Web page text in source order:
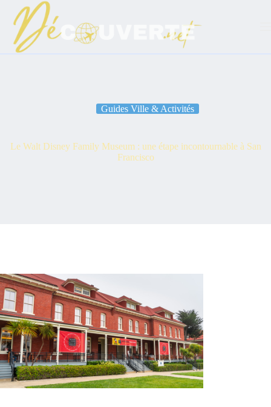
contenu
Guides Ville & Activités
Le Walt Disney Family Museum : une étape incontournable à San
Francisco